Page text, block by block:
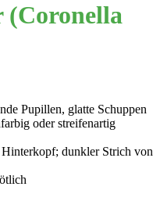
(Coronella
Pupillen, glatte Schuppen
oder streifenartig
dunkler Strich von